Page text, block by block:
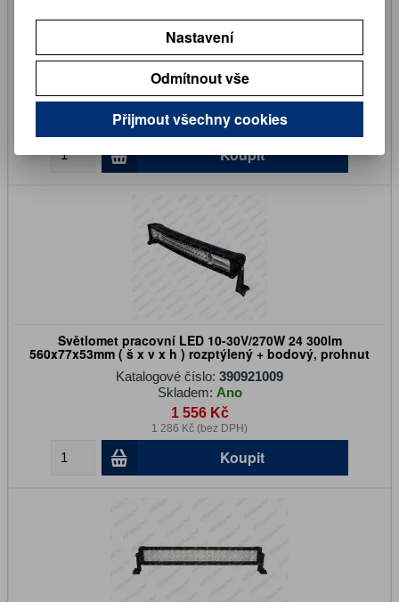
Světlomet pracovní / couvací LED 12/24V 19W 1 500lm
100x100x90mm
Katalogové číslo:390921008
893 Kč (bez DPH)
Koupit
Světlomet pracovní LED 10-30V/270W 24 300lm
560x77x53mm ( š x v x h ) rozptýlený + bodový, prohnut
Katalogové číslo: 390921009
Skladem: Ano
1 556 Kč
1 286 Kč (bez DPH)
Koupit
Nastavení
Odmítnout vše
Přijmout všechny cookies